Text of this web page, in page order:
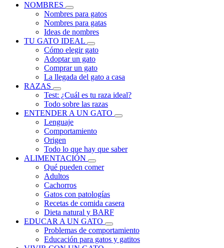
NOMBRES
Nombres para gatos
Nombres para gatas
Ideas de nombres
TU GATO IDEAL
Cómo elegir gato
Adoptar un gato
Comprar un gato
La llegada del gato a casa
RAZAS
Test: ¿Cuál es tu raza ideal?
Todo sobre las razas
ENTENDER A UN GATO
Lenguaje
Comportamiento
Origen
Todo lo que hay que saber
ALIMENTACIÓN
Qué pueden comer
Adultos
Cachorros
Gatos con patologías
Recetas de comida casera
Dieta natural y BARF
EDUCAR A UN GATO
Problemas de comportamiento
Educación para gatos y gatitos